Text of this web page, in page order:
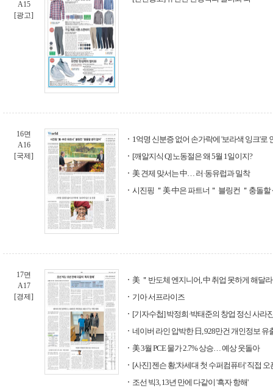
A15
[광고]
16면
A16
[국제]
1억명 신분증 없어 손가락에 '보라색 잉크'로
[깨알지식 Q] 노동절은 왜 5월 1일이지?
美 견제 맞서는 中… 러·동유럽과 밀착
시진핑 ＂美·中은 파트너＂ 블링컨 ＂충돌할
17면
A17
[경제]
美 ＂반도체 엔지니어, 中 취업 못하게 해달
기아 서프라이즈
[기자수첩] 박정희·박태준의 창업 정신 사라
네이버 라인 압박한 日, 928만건 개인정보 유
美 3월 PCE 물가 2.7% 상승… 예상 웃돌아
[사진] 젠슨 황,'차세대 첫 수퍼컴퓨터' 직접 오
조선 빅3, 13년 만에 다같이 '흑자 항해'